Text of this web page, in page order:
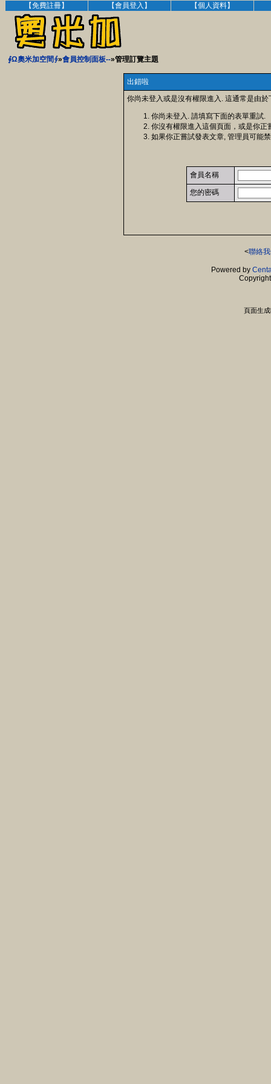
【免費註冊】 【會員登入】 【個人資料】
∮Ω奧米加空間∮»會員控制面板--»管理訂覽主題
出錯啦
你尚未登入或是沒有權限進入. 這通常是由於
你尚未登入. 請填寫下面的表單重試.
你沒有權限進入這個頁面，或是你
如果你正嘗試發表文章, 管理員可能
會員名稱
您的密碼
<聯絡
Powered by
頁面生